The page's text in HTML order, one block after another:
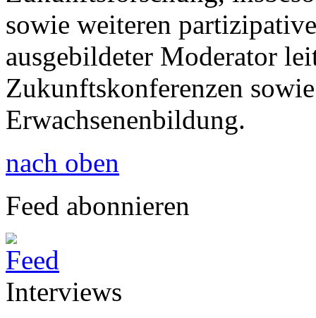
sowie weiteren
ausgebildeter Moderator
Zukunftskonferenzen
Erwachsenenbildung.
nach oben
Feed abonnieren
Interviews